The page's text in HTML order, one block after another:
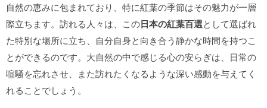
自然の恵みに包まれており、特に紅葉の季節はその魅力が一層
際立ちます。訪れる人々は、この日本の紅葉百選として選ばれ
た特別な場所に立ち、自分自身と向き合う静かな時間を持つこ
とができるのです。大自然の中で感じる心の安らぎは、日常の
喧騒を忘れさせ、また訪れたくなるような深い感動を与えてく
れることでしょう。